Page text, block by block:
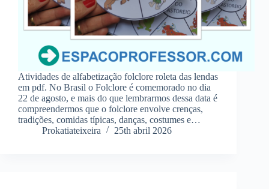
Atividades de alfabetização folclore roleta das lendas
em pdf. No Brasil o Folclore é comemorado no dia
22 de agosto, e mais do que lembrarmos dessa data é
compreendermos que o folclore envolve crenças,
tradições, comidas típicas, danças, costumes e…
Prokatiateixeira
25th abril 2026